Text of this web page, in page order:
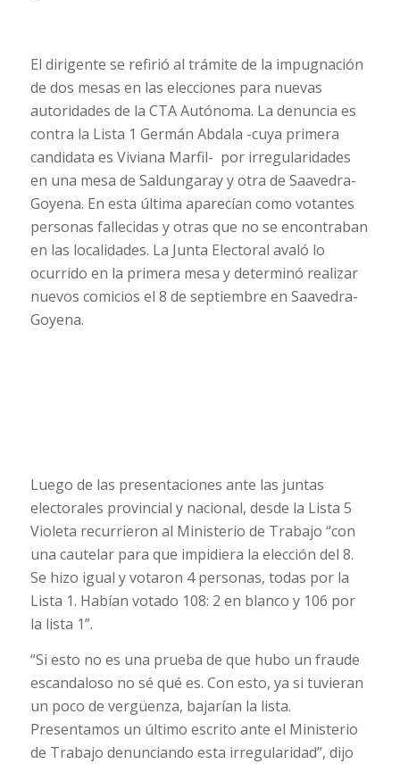
El dirigente se refirió al trámite de la impugnación
de dos mesas en las elecciones para nuevas
autoridades de la CTA Autónoma. La denuncia es
contra la Lista 1 Germán Abdala -cuya primera
candidata es Viviana Marfil- por irregularidades
en una mesa de Saldungaray y otra de Saavedra-
Goyena. En esta última aparecían como votantes
personas fallecidas y otras que no se encontraban
en las localidades. La Junta Electoral avaló lo
ocurrido en la primera mesa y determinó realizar
nuevos comicios el 8 de septiembre en Saavedra-
Goyena.
Luego de las presentaciones ante las juntas
electorales provincial y nacional, desde la Lista 5
Violeta recurrieron al Ministerio de Trabajo “con
una cautelar para que impidiera la elección del 8.
Se hizo igual y votaron 4 personas, todas por la
Lista 1. Habían votado 108: 2 en blanco y 106 por
la lista 1”.
“Si esto no es una prueba de que hubo un fraude
escandaloso no sé qué es. Con esto, ya si tuvieran
un poco de vergüenza, bajarían la lista.
Presentamos un último escrito ante el Ministerio
de Trabajo denunciando esta irregularidad”, dijo